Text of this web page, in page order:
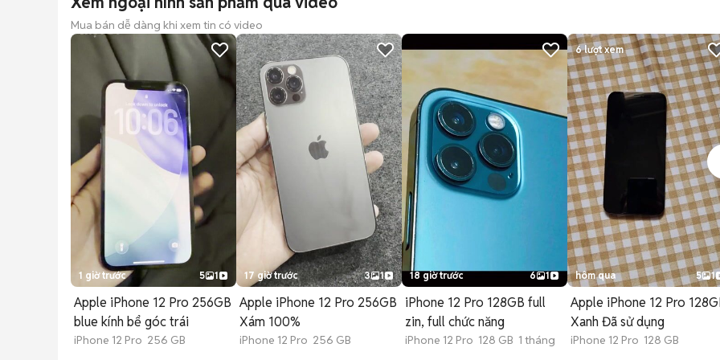
Mua bán dễ dàng khi xem tin có video
1 giờ trước 5 1
Apple iPhone 12 Pro 256GB
blue kính bể góc trái
iPhone 12 Pro 256 GB
17 giờ trước 3 1
Apple iPhone 12 Pro 256GB
Xám 100%
iPhone 12 Pro 256 GB
18 giờ trước 6 1
iPhone 12 Pro 128GB full
zin, full chức năng
iPhone 12 Pro 128 GB 1 tháng
6lượt xem
hôm qua 5 1
Apple iPhone 12 Pro
Xanh Đã sử dụng
iPhone 12 Pro 128 GB